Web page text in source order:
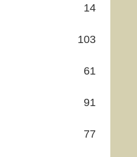
14
103
61
91
77